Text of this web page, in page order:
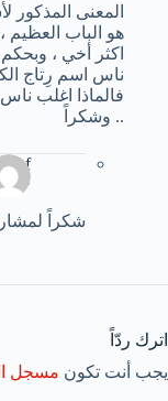
المعنى
هو الباب
اكثر أخي ،
ناس اسم رِتاج
فالماذا اغلب
.. وشكراً
23 ديسمبر، 2022 | 2:47 م
شكراً
اترك ردّاً
يجب أنت تكون مسجل